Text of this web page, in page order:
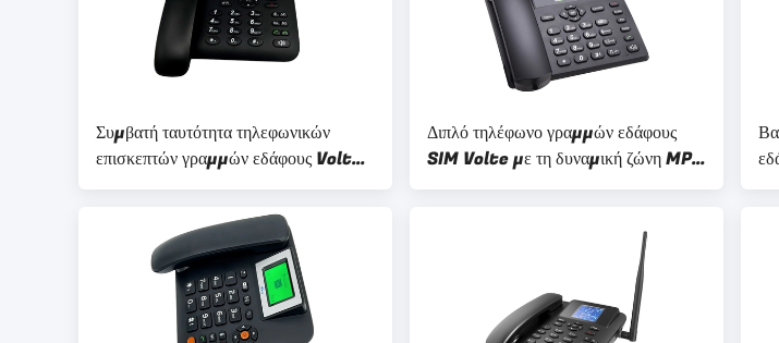
Συμβατή ταυτότητα τηλεφωνικών
επισκεπτών γραμμών εδάφους Volte
δυναμικής ζώνης WIFI
Διπλό τηλέφωνο γραμμών εδάφους
SIM Volte με τη δυναμική ζώνη MP3
WIFI